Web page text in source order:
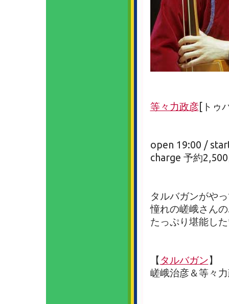
等々力政彦[トゥ
open 19:00 /
charge 予約
タルバガンがや
憧れの嵯峨さん
たっぷり堪能し
【 タルバガン】
嵯峨治彦＆等々